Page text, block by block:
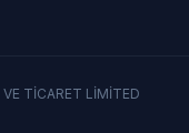
TİCARET LİMİTED